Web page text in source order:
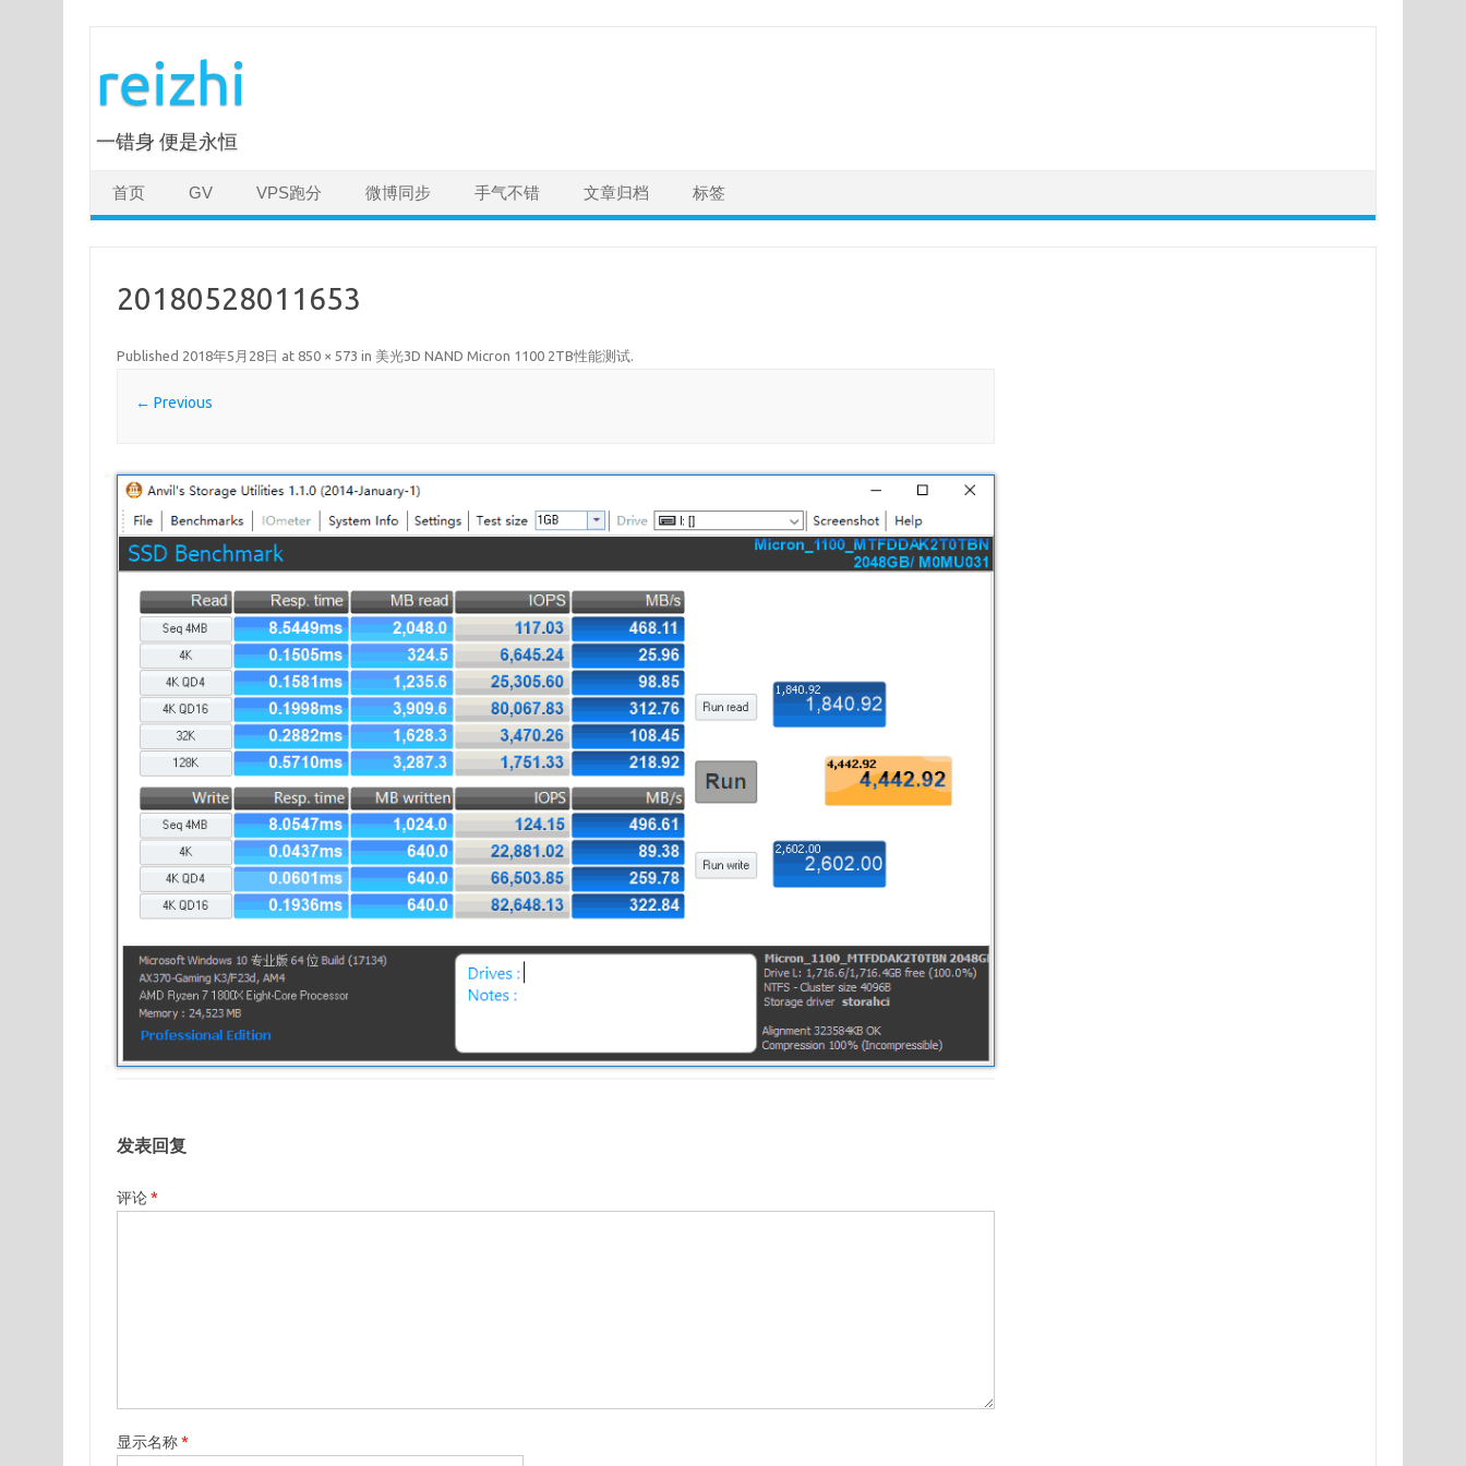
reizhi
一错身 便是永恒
首页 GV VPS跑分 微博同步 手气不错 文章归档 标签
20180528011653
Published 2018年5月28日 at 850 × 573 in 美光3D NAND Micron 1100 2TB性能测试.
← Previous
发表回复
评论*
显示名称*